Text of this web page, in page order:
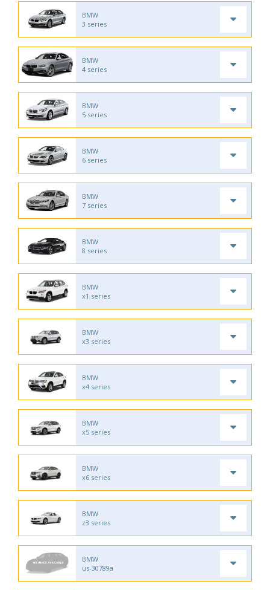
BMW
3 series
BMW
4 series
BMW
5 series
BMW
6 series
BMW
7 series
BMW
8 series
BMW
x1 series
BMW
x3 series
BMW
x4 series
BMW
x5 series
BMW
x6 series
BMW
z3 series
BMW
us-30789a